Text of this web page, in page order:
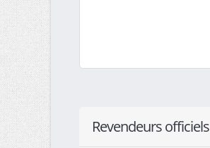
Revendeurs officiels